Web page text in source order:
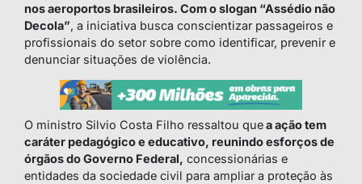
nos aeroportos brasileiros. Com o slogan “Assédio não
Decola”, a iniciativa busca conscientizar passageiros e
profissionais do setor sobre como identificar, prevenir e
denunciar situações de violência.
O ministro Silvio Costa Filho ressaltou quea ação tem
caráter pedagógico e educativo, reunindo esforços de
órgãos do Governo Federal, concessionárias e
entidades da sociedade civil para ampliar a proteção às